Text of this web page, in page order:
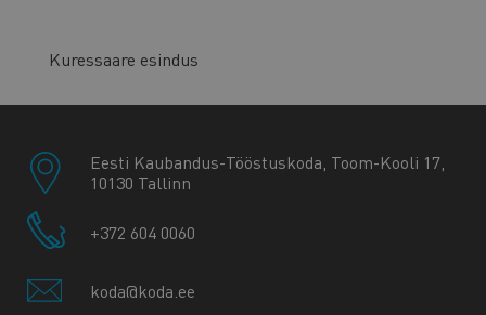
Kuressaare esindus
Eesti Kaubandus-Tööstuskoda, Toom-Kooli 17,
10130 Tallinn
+372 604 0060
koda@koda.ee